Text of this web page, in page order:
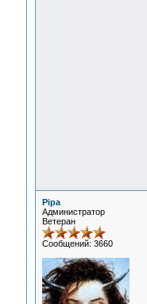
Pipa
Администратор
Ветеран
Сообщений: 3660